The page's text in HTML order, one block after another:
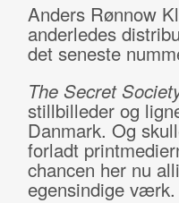
Anders Rønnow
anderledes
det seneste
The Secret
stillbilleder og
Danmark. Og
forladt
chancen her nu
egensindige værk.